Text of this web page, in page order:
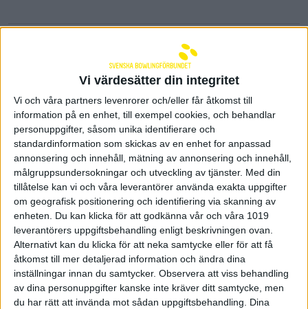
Vi värdesätter din integritet
Vi och våra partners levenrorer och/eller får åtkomst till
information på en enhet, till exempel cookies, och behandlar
personuppgifter, såsom unika identifierare och
standardinformation som skickas av en enhet for anpassad
annonsering och innehåll, mätning av annonsering och innehåll,
målgruppsundersokningar och utveckling av tjänster. Med din
tillåtelse kan vi och våra leverantörer använda exakta uppgifter
om geografisk positionering och identifiering via skanning av
enheten. Du kan klicka för att godkänna vår och våra 1019
leverantörers uppgiftsbehandling enligt beskrivningen ovan.
Alternativt kan du klicka för att neka samtycke eller för att få
åtkomst till mer detaljerad information och ändra dina
inställningar innan du samtycker. Observera att viss behandling
av dina personuppgifter kanske inte kräver ditt samtycke, men
du har rätt att invända mot sådan uppgiftsbehandling. Dina
Swedish Youth Tour
Helsingborg närmar sig - anmäl
dig nu
23 april 2026 11:10